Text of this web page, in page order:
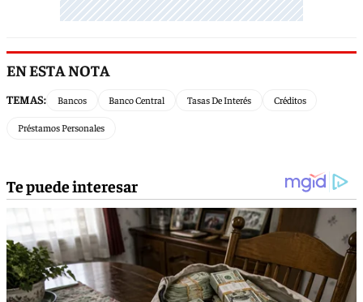
EN ESTA NOTA
TEMAS: Bancos Banco Central Tasas De Interés Créditos
Préstamos Personales